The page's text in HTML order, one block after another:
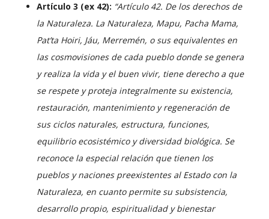
Artículo 3 (ex 42): “Artículo 42. De los derechos de
la Naturaleza. La Naturaleza, Mapu, Pacha Mama,
Pat’ta Hoiri, Jáu, Merremén, o sus equivalentes en
las cosmovisiones de cada pueblo donde se genera
y realiza la vida y el buen vivir, tiene derecho a que
se respete y proteja integralmente su existencia,
restauración, mantenimiento y regeneración de
sus ciclos naturales, estructura, funciones,
equilibrio ecosistémico y diversidad biológica. Se
reconoce la especial relación que tienen los
pueblos y naciones preexistentes al Estado con la
Naturaleza, en cuanto permite su subsistencia,
desarrollo propio, espiritualidad y bienestar